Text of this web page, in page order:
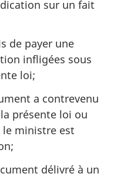
sur un fait
de payer une
infligées sous
loi;
a contrevenu
présente loi ou
ministre est
délivré à un